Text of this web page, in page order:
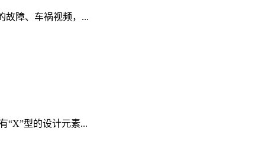
故障、车祸视频，...
“X”型的设计元素...